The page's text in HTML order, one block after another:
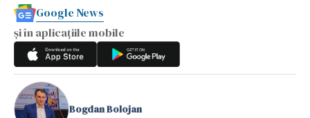
Google News
și în aplicațiile mobile
Bogdan Bolojan